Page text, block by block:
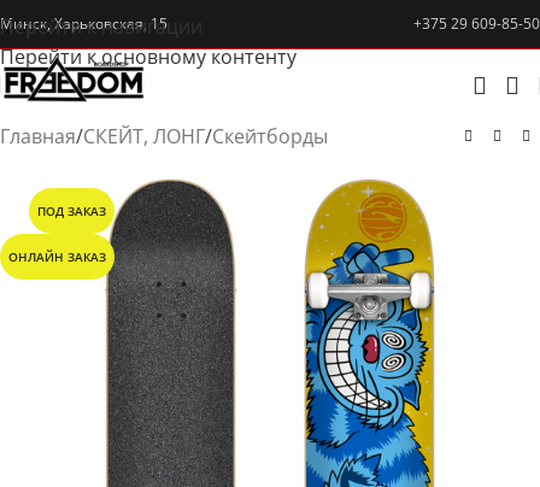
Перейти к навигации
Перейти к основному контенту
Минск, Харьковская, 15 +375 29 609-85-50
Главная/СКЕЙТ, ЛОНГ/Скейтборды
ПОД ЗАКАЗ
ОНЛАЙН ЗАКАЗ